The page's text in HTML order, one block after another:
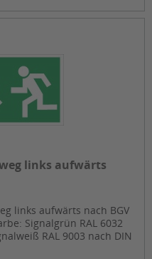
links aufwärts
links aufwärts nach BGV
Signalgrün RAL 6032
RAL 9003 nach DIN